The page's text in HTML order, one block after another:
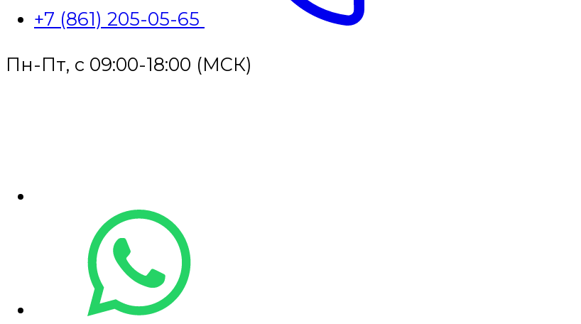
+7 (861) 205-05-65
Пн-Пт, с 09:00-18:00 (МСК)